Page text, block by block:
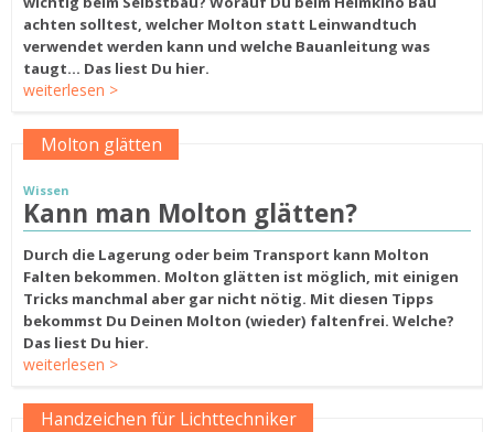
achten solltest, welcher Molton statt Leinwandtuch
verwendet werden kann und welche Bauanleitung was
taugt... Das liest Du hier.
weiterlesen >
Wissen
Molton glätten
Kann man Molton glätten?
Durch die Lagerung oder beim Transport kann Molton
Falten bekommen. Molton glätten ist möglich, mit einigen
Tricks manchmal aber gar nicht nötig. Mit diesen Tipps
bekommst Du Deinen Molton (wieder) faltenfrei. Welche?
Das liest Du hier.
weiterlesen >
Handzeichen für Lichttechniker